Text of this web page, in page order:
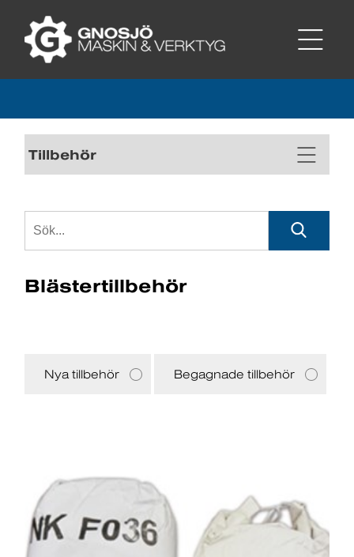
Tillbehör
Blästertillbehör
Nya tillbehör Begagnade tillbehör